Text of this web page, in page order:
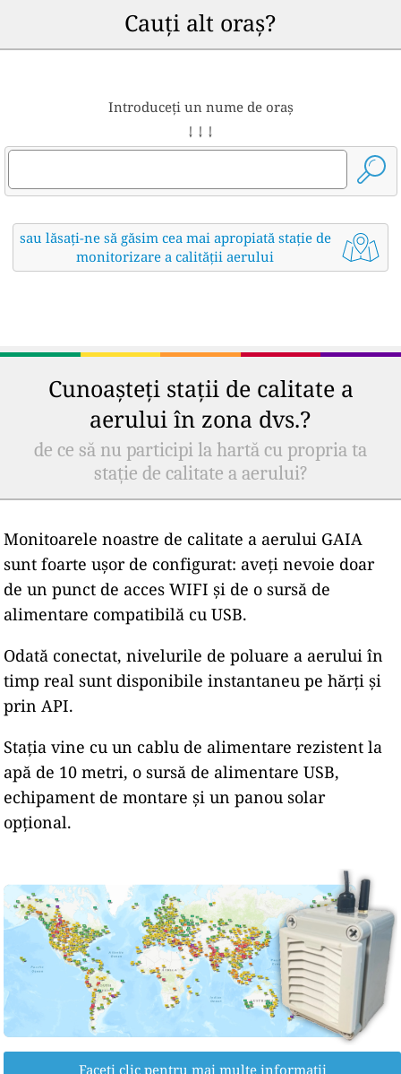
Cauți alt oraș?
Introduceți un nume de oraș
↓ ↓ ↓
sau lăsați-ne să găsim cea mai apropiată stație de
monitorizare a calității aerului
Cunoașteți stații de calitate a
aerului în zona dvs.?
de ce să nu participi la hartă cu propria ta
stație de calitate a aerului?
Monitoarele noastre de calitate a aerului GAIA
sunt foarte ușor de configurat: aveți nevoie doar
de un punct de acces WIFI și de o sursă de
alimentare compatibilă cu USB.
Odată conectat, nivelurile de poluare a aerului în
timp real sunt disponibile instantaneu pe hărți și
prin API.
Stația vine cu un cablu de alimentare rezistent la
apă de 10 metri, o sursă de alimentare USB,
echipament de montare și un panou solar
opțional.
Faceți clic pentru mai multe informații